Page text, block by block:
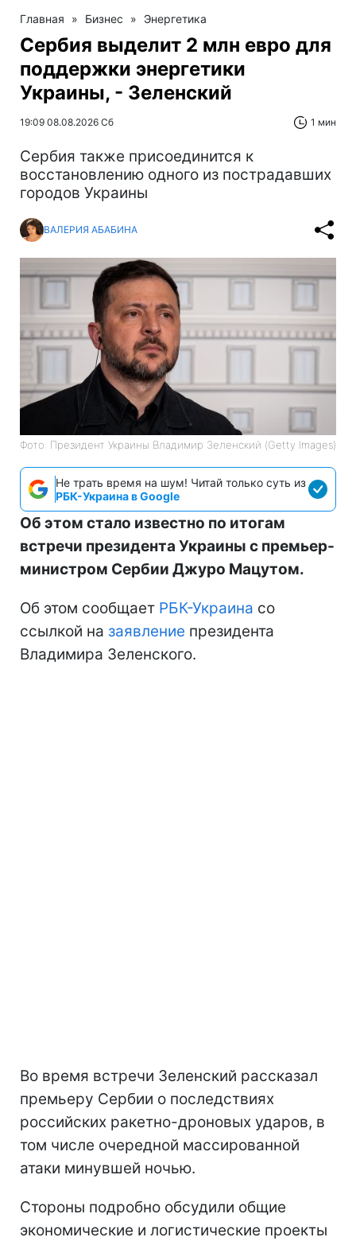
Главная » Бизнес » Энергетика
Сербия выделит 2 млн евро для
поддержки энергетики
Украины, - Зеленский
19:09 08.08.2026 Сб 1 мин
Сербия также присоединится к
восстановлению одного из пострадавших
городов Украины
ВАЛЕРИЯ АБАБИНА
Фото: Президент Украины Владимир Зеленский (Getty Images)
Не трать время на шум! Читай только суть из
РБК-Украина в Google
Об этом стало известно по итогам
встречи президента Украины с премьер-
министром Сербии Джуро Мацутом.
Об этом сообщает РБК-Украина со
ссылкой на заявление президента
Владимира Зеленского.
Во время встречи Зеленский рассказал
премьеру Сербии о последствиях
российских ракетно-дроновых ударов, в
том числе очередной массированной
атаки минувшей ночью.
Стороны подробно обсудили общие
экономические и логистические проекты